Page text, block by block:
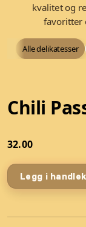
kvalitet og
favoritter
Alle delikatesser
Chili
32.00
Legg i